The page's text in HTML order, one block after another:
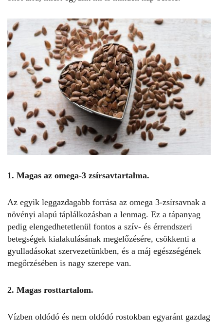
1. Magas az omega-3 zsírsavtartalma.
Az egyik leggazdagabb forrása az omega 3-zsírsavnak a
növényi alapú táplálkozásban a lenmag. Ez a tápanyag
pedig elengedhetetlenül fontos a szív- és érrendszeri
betegségek kialakulásának megelőzésére, csökkenti a
gyulladásokat szervezetünkben, és a máj egészségének
megőrzésében is nagy szerepe van.
2. Magas rosttartalom.
Vízben oldódó és nem oldódó rostokban egyaránt gazdag